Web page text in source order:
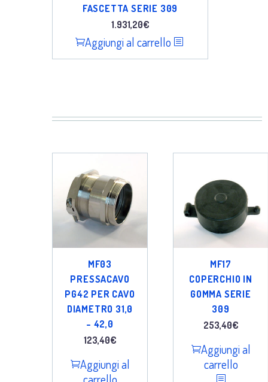
FASCETTA SERIE 309
1.931,20€
Aggiungi al carrello
MF03
PRESSACAVO
PG42 PER CAVO
DIAMETRO 31,0
– 42,0
123,40€
Aggiungi al
MF17
COPERCHIO IN
GOMMA SERIE
309
253,40€
Aggiungi al
carrello